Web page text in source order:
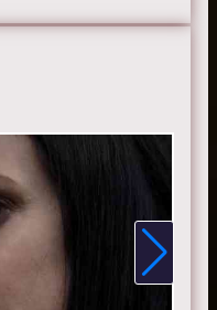
Награ и Гарри
«Черный список»
на телефоне,
сайте the-blacklist-